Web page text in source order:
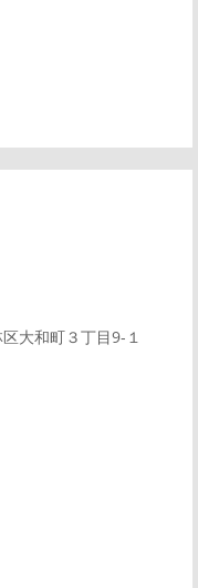
区大和町３丁目9-１